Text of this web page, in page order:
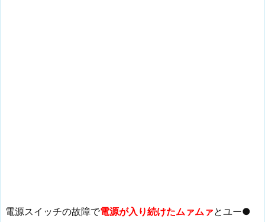
電源スイッチの故障で電源が入り続けたムァムァとユー●